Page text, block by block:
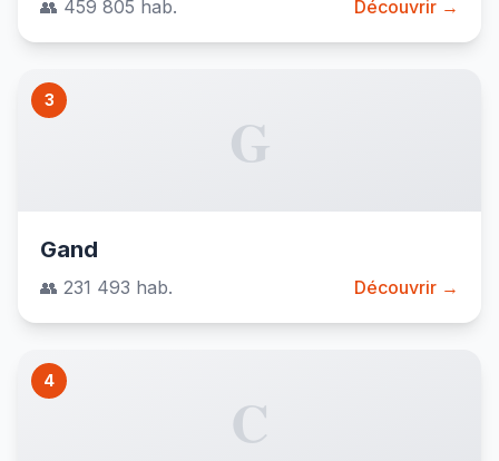
👥 459 805 hab. Découvrir →
3
G
Gand
👥 231 493 hab. Découvrir →
4
C